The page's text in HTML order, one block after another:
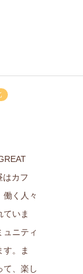
はカフ
働く人々
ていま
ニティ
す。ま
て、楽し